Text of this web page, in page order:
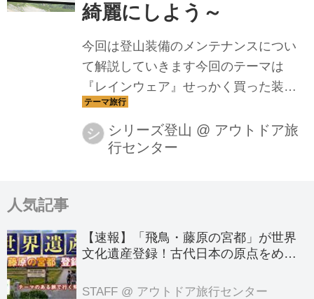
綺麗にしよう～
今回は登山装備のメンテナンスについ
て解説していきます今回のテーマは
『レインウェア』せっかく買った装備
はきれいにしたいですね今回の内容が
参考になれば幸いです
シ シリーズ登山 @ アウトドア旅
行センター
人気記事
【速報】「飛鳥・藤原の宮都」が世界
文化遺産登録！古代日本の原点をめぐ
のテーマのある旅
STAFF @ アウトドア旅行センター